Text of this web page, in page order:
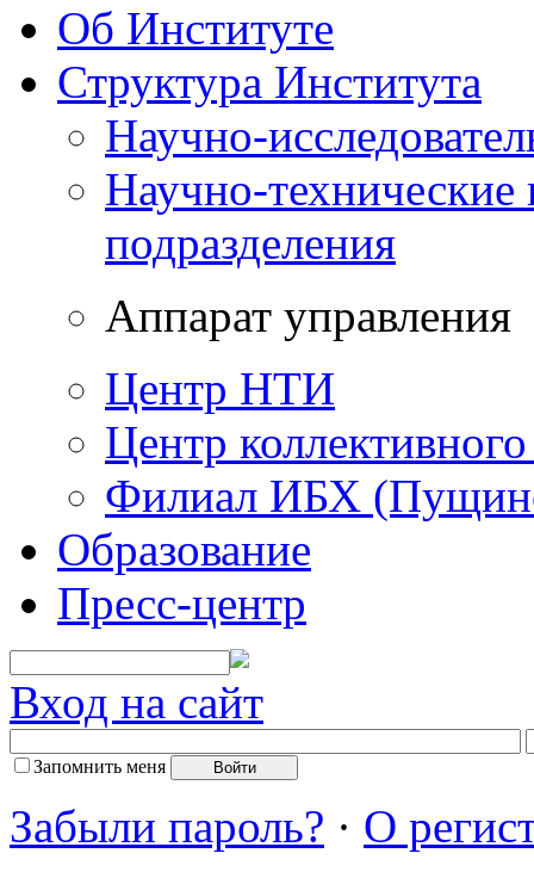
Об Институте
Структура Института
Научно-
Научно-технические
подразделения
Аппарат управления
Центр НТИ
Центр
Филиал ИБХ
Образование
Пресс-центр
Вход на сайт
Запомнить меня
Забыли пароль? · О